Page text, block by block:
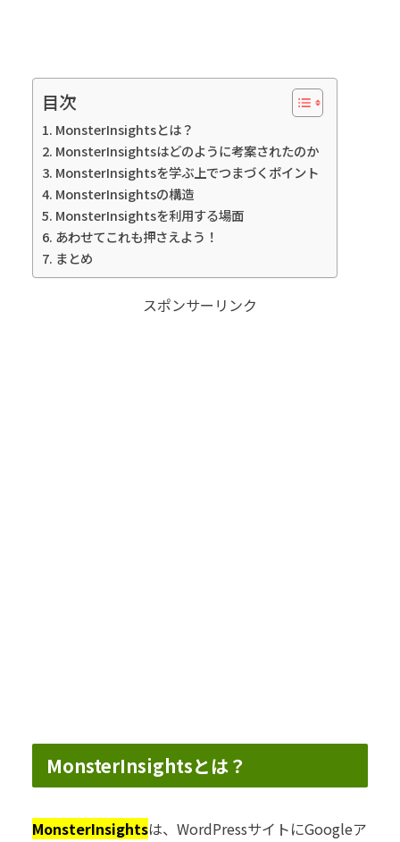
目次
MonsterInsightsとは？
MonsterInsightsはどのように考案されたのか
MonsterInsightsを学ぶ上でつまづくポイント
MonsterInsightsの構造
MonsterInsightsを利用する場面
あわせてこれも押さえよう！
まとめ
スポンサーリンク
MonsterInsightsとは？
MonsterInsightsは、WordPressサイトにGoogleア